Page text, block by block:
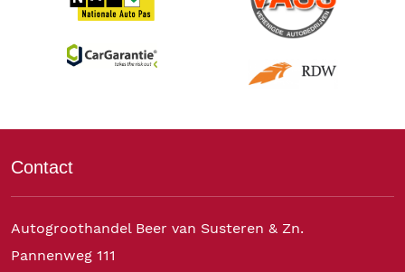
Contact
Autogroothandel Beer van Susteren & Zn.
Pannenweg 111